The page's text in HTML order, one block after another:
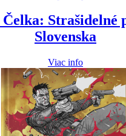
Strašidelné
Slovenska
Viac info